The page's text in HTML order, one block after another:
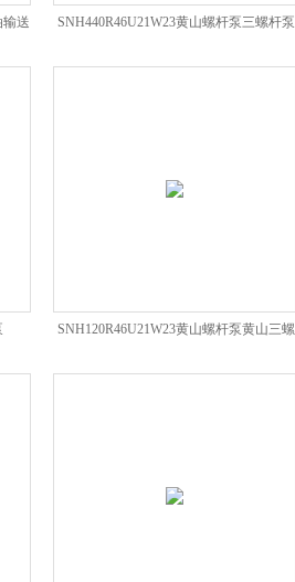
输送 SNH440R46U21W23黄山螺杆泵三螺杆泵
SNH120R46U21W23黄山螺杆泵黄山三螺